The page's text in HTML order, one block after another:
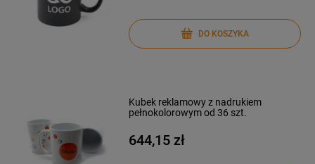
DO KOSZYKA
Kubek reklamowy z nadrukiem
pełnokolorowym od 36 szt.
644,15 zł